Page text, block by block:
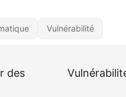
Vulnérabilité
des